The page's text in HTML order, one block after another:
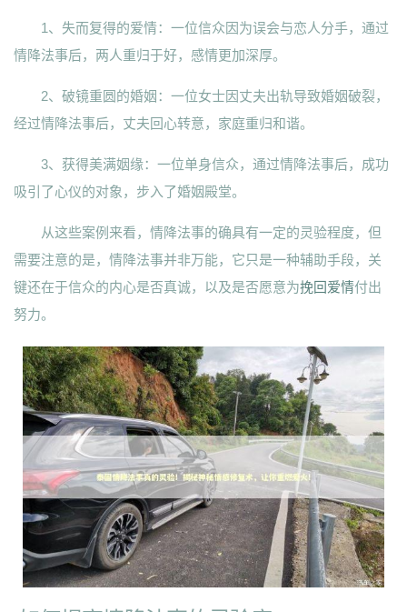
1、失而复得的爱情：一位信众因为误会与恋人分手，通过
情降法事后，两人重归于好，感情更加深厚。
2、破镜重圆的婚姻：一位女士因丈夫出轨导致婚姻破裂，
经过情降法事后，丈夫回心转意，家庭重归和谐。
3、获得美满姻缘：一位单身信众，通过情降法事后，成功
吸引了心仪的对象，步入了婚姻殿堂。
从这些案例来看，情降法事的确具有一定的灵验程度，但
需要注意的是，情降法事并非万能，它只是一种辅助手段，关
键还在于信众的内心是否真诚，以及是否愿意为挽回爱情付出
努力。